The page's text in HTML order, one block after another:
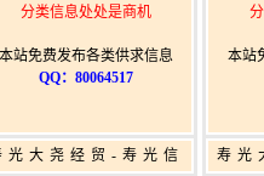
分类信息处处是商机
本站免费发布各类供求信息
QQ：80064517
光大尧经贸-寿光信
本站
寿光